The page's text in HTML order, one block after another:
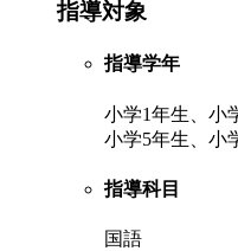
指導対象
指導学年
小学1年生、小
小学5年生、小
指導科目
国語